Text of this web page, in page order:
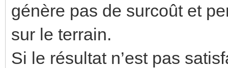
génère pas de surcoût et
sur le terrain.
Si le résultat n’est pas